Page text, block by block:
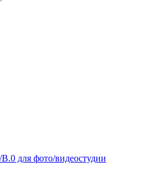
для фото/видеостудии